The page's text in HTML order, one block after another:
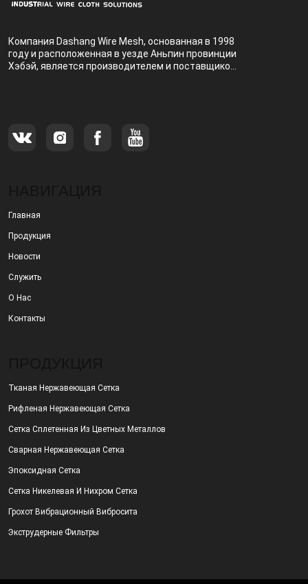
Компания Dashang Wire Mesh, основанная в 1998
году и расположенная в уезде Аньпин провинции
Хэбэй, является производителем и поставщиком,
Главная
Продукция
Новости
Служить
О Нас
Контакты
Тканая Нержавеющая Сетка
Рифленая Нержавеющая Сетка
Сетка Сплетенная Из Цветных Металлов
Сварная Нержавеющая Сетка
Эпоксидная Сетка
Сетка Никелевая И Нихром Сетка
Грохот Вибрационный Вибросита
Экструдерные Фильтры